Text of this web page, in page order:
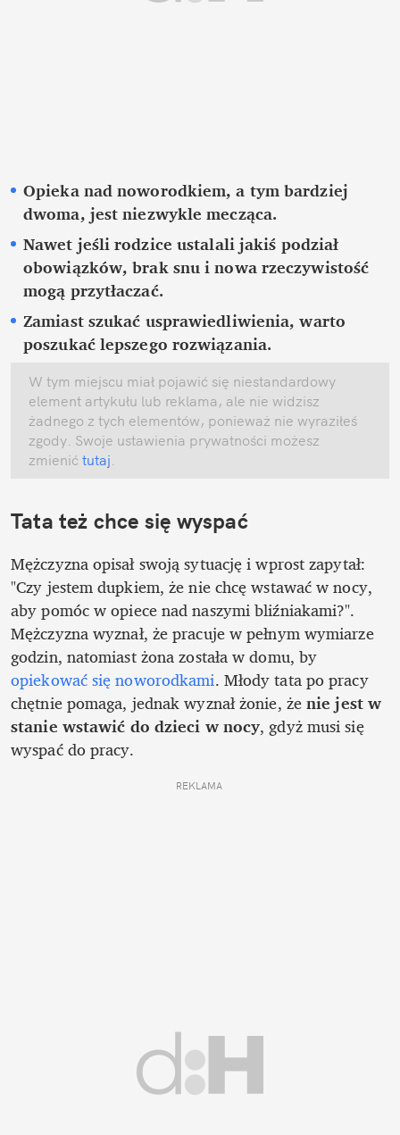
Opieka nad noworodkiem, a tym bardziej
dwoma, jest niezwykle mecząca.
Nawet jeśli rodzice ustalali jakiś podział
obowiązków, brak snu i nowa rzeczywistość
mogą przytłaczać.
Zamiast szukać usprawiedliwienia, warto
poszukać lepszego rozwiązania.
W tym miejscu miał pojawić się niestandardowy
element artykułu lub reklama, ale nie widzisz
żadnego z tych elementów, ponieważ nie wyraziłeś
zgody. Swoje ustawienia prywatności możesz
zmienić tutaj
Tata też chce się wyspać
Mężczyzna opisał swoją sytuację i wprost zapytał:
"Czy jestem dupkiem, że nie chcę wstawać w nocy,
aby pomóc w opiece nad naszymi bliźniakami?".
Mężczyzna wyznał, że pracuje w pełnym wymiarze
opiekować się noworodkami. Młody tata po pracy
chętnie pomaga, jednak wyznał żonie, że nie jest w
stanie wstawić do dzieci w nocy, gdyż musi się
wyspać do pracy.
REKLAMA